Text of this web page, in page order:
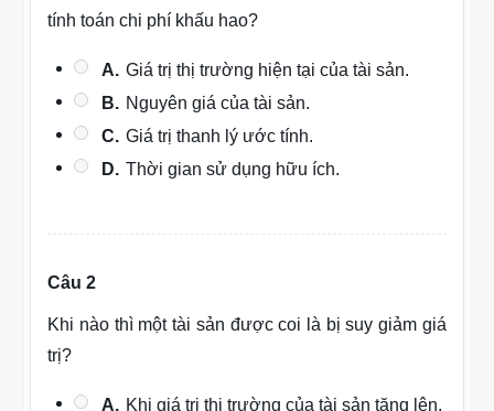
tính toán chi phí khấu hao?
A. Giá trị thị trường hiện tại của tài sản.
B. Nguyên giá của tài sản.
C. Giá trị thanh lý ước tính.
D. Thời gian sử dụng hữu ích.
Câu 2
Khi nào thì một tài sản được coi là bị suy giảm giá
trị?
A. Khi giá trị thị trường của tài sản tăng lên.